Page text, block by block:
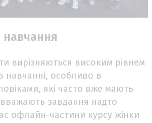
навчання
вирізняються високим рівнем
навчанні, особливо в
які часто вже мають
вважають завдання надто
офлайн-частини курсу жінки